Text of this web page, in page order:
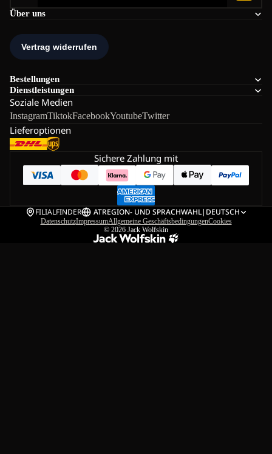
Über uns
Bestellungen
Dienstleistungen
Soziale Medien
InstagramTiktokFacebookYoutubeTwitter
Lieferoptionen
Sichere Zahlung mit
FILIALFINDER ATREGION- UND SPRACHWAHL| DEUTSCH
DatenschutzImpressumAllgemeine GeschäftsbedingungenCookies
© 2026 Jack Wolfskin